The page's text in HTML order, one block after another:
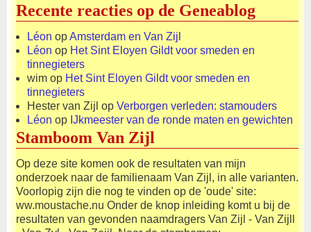
Recente reacties op de Geneablog
Léon opAmsterdam en Van Zijl
Léon op Het Sint Eloyen Gildt voor smeden en
tinnegieters
wim op Het Sint Eloyen Gildt voor smeden en
tinnegieters
Hester van Zijl op Verborgen verleden: stamouders
Léon op IJkmeester van de ronde maten en gewichten
Stamboom Van Zijl
Op deze site komen ook de resultaten van mijn
onderzoek naar de familienaam Van Zijl, in alle varianten.
Voorlopig zijn die nog te vinden op de 'oude' site:
ww.moustache.nu Onder de knop inleiding komt u bij de
resultaten van gevonden naamdragers Van Zijl - Van Zijll